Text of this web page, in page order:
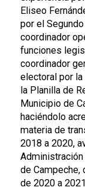
Eliseo
por el
coordinador
funciones
coordinador
electoral por
la Planilla de
Municipio de
haciéndolo
materia de
2018 a 2020,
de Campeche,
de 2020 a